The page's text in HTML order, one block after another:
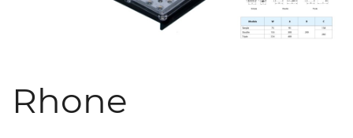
Rhone